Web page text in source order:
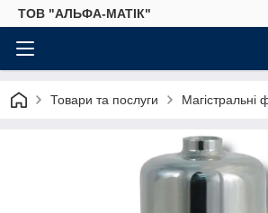
ТОВ "АЛЬФА-МАТІК"
Товари та послуги Магістральні